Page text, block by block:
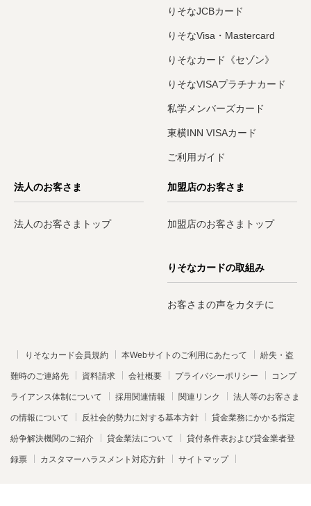
りそなJCBカード
りそなVisa・Mastercard
りそなカード《セゾン》
りそなVISAプラチナカード
私学メンバーズカード
東横INN VISAカード
ご利用ガイド
法人のお客さま
法人のお客さまトップ
加盟店のお客さま
加盟店のお客さまトップ
りそなカードの取組み
お客さまの声をカタチに
りそなカード会員規約 本Webサイトのご利用にあたって 紛失・盗
難時のご連絡先 資料請求 会社概要 プライバシーポリシー コンプ
ライアンス体制について 採用関連情報 関連リンク 法人等のお客さま
の情報について 反社会的勢力に対する基本方針 貸金業務にかかる指定
紛争解決機関のご紹介 貸金業法について 貸付条件表および貸金業者登
録票 カスタマーハラスメント対応方針 サイトマップ